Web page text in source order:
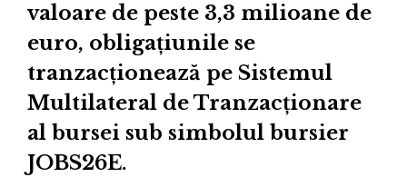
valoare de peste 3,3 milioane de
euro, obligațiunile se
tranzacționează pe Sistemul
Multilateral de Tranzacționare
al bursei sub simbolul bursier
JOBS26E.